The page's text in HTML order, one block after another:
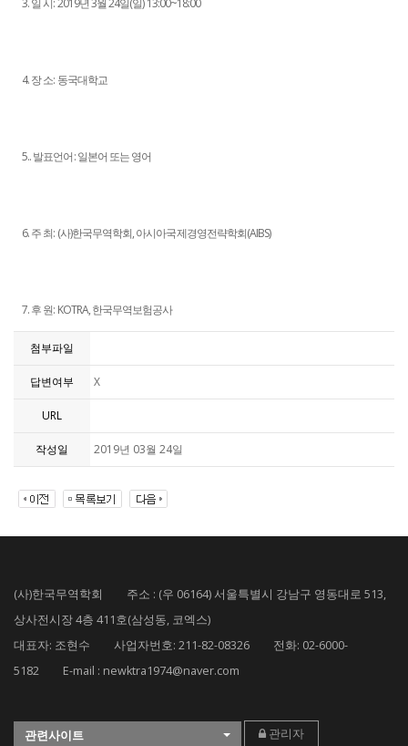
3. 일 시: 2019년 3월 24일(일) 13:00~18:00
4. 장 소: 동국대학교
5.. 발표언어: 일본어 또는 영어
6. 주 최: (사)한국무역학회, 아시아국제경영전략학회(AIBS)
7. 후 원: KOTRA, 한국무역보험공사
첨부파일
답변여부 X
URL
작성일 2019년 03월 24일
(사)한국무역학회 주소 : (우 06164) 서울특별시 강남구 영동대로 513,
상사전시장 4층 411호(삼성동, 코엑스)
대표자: 조현수 사업자번호: 211-82-08326 전화: 02-6000-
5182 E-mail : newktra1974@naver.com
관련사이트 관리자